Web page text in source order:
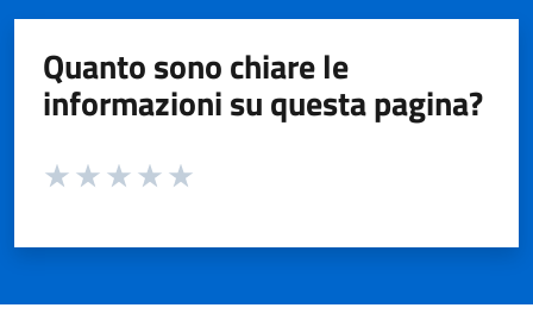
Quanto sono chiare le
informazioni su questa pagina?
Valuta da 1 a 5 stelle la pagina